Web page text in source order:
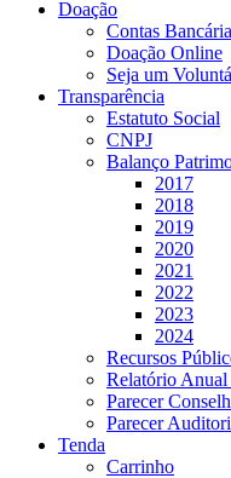
Doação
Contas
Doação Online
Seja um
Transparência
Estatuto Social
CNPJ
Balanço
2017
2018
2019
2020
2021
2022
2023
2024
Recursos
Relatório
Parecer
Parecer
Tenda
Carrinho